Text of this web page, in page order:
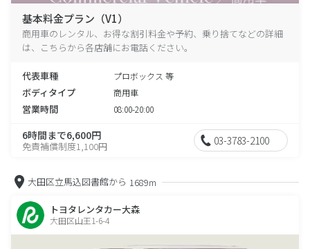
基本料金プラン（V1）
商用車のレンタル、お得な割引料金や予約、乗り捨てなどの詳細
は、こちらから各店舗にお電話ください。
代表車種 プロボックス 等
ボディタイプ 商用車
営業時間 08:00-20:00
6時間まで6,600円
免責補償制度1,100円 03-3783-2100
大田区立馬込図書館から 1689m
トヨタレンタカー大森
大田区山王1-6-4